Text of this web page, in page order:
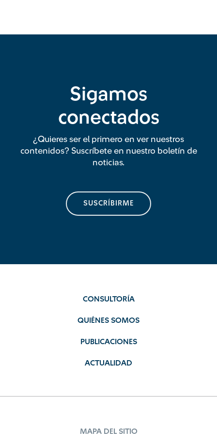
Sigamos
conectados
¿Quieres ser el primero en ver nuestros
contenidos? Suscríbete en nuestro boletín de
noticias.
SUSCRÍBIRME
CONSULTORÍA
QUIÉNES SOMOS
PUBLICACIONES
ACTUALIDAD
MAPA DEL SITIO